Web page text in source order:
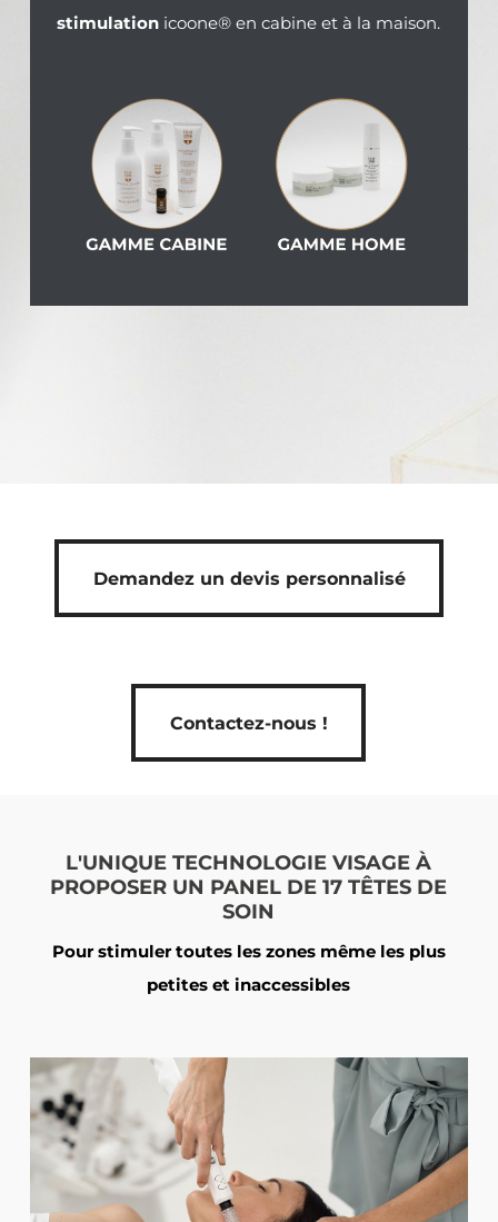
stimulation icoone® en cabine et à la maison.
Demandez un devis personnalisé
Demandez un devis personnalisé
Contactez-nous !
Contactez-nous !
L'UNIQUE TECHNOLOGIE VISAGE À
PROPOSER UN PANEL DE 17 TÊTES DE
SOIN
Pour stimuler toutes les zones même les plus
petites et inaccessibles